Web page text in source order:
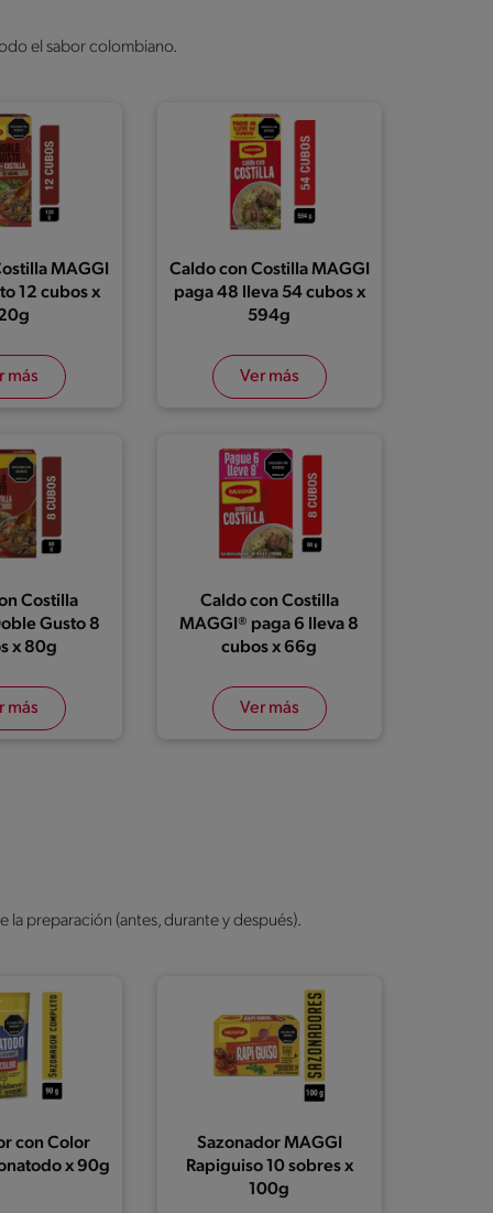
el sabor colombiano.
MAGGI
12 cubos x
más
Caldo con Costilla MAGGI
paga 48 lleva 54 cubos x
594g
Ver más
Costilla
Gusto 8
x 80g
más
Caldo con Costilla
MAGGI® paga 6 lleva 8
cubos x 66g
Ver más
preparación (antes, durante y después).
con Color
x 90g
Sazonador MAGGI
Rapiguiso 10 sobres x
100g